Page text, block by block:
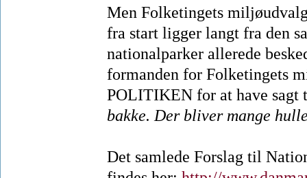
Men Folketingets
fra start ligger langt fra den
nationalparker allerede
formanden for Folketingets
POLITIKEN for at have
bakke. Der bliver mange
Det samlede Forslag til